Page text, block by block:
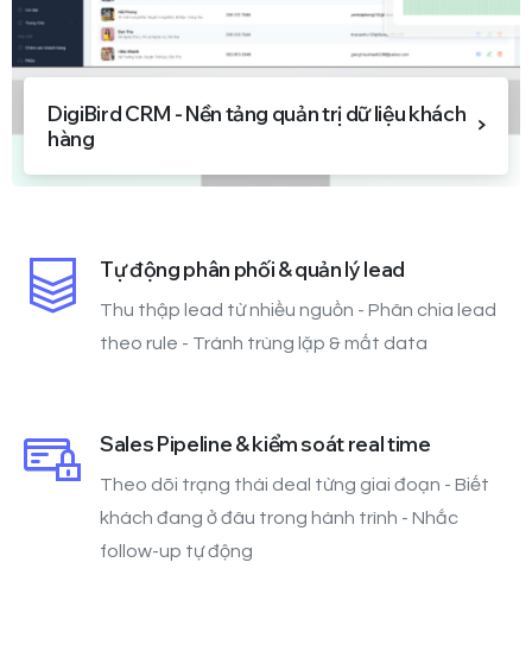
DigiBird CRM - Nền tảng quản trị dữ liệu khách
hàng
Tự động phân phối & quản lý lead
Thu thập lead từ nhiều nguồn - Phân chia lead
theo rule - Tránh trùng lặp & mất data
Sales Pipeline & kiểm soát real time
Theo dõi trạng thái deal từng giai đoạn - Biết
khách đang ở đâu trong hành trình - Nhắc
follow-up tự động